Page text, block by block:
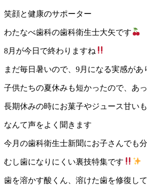
笑顔と健康のサポーター
わたなべ歯科の歯科衛生士大矢です
8月が今日で終わりますね
まだ毎日暑いので、9月になる実感があ
子供たちの夏休みも短かったので、あ
長期休みの時にお菓子やジュース甘い
なんて声をよく聞きます
今月の歯科衛生士新聞にお子さんでも
むし歯になりにくい裏技特集です
歯を溶かす酸くん、溶けた歯を修復し